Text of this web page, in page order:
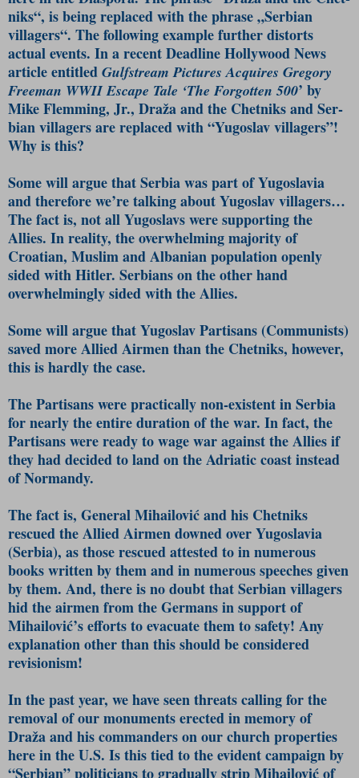
niks“, is being replaced with the phra­se „Serbian
villagers“. The follo­wing exa­mple further distorts
actual events. In a recent Deadline Holly­wood News
article entitled Gulfstre­am Pictures Acquires Gregory
Free­­man WWII Escape Tale ‘The For­gotten 500’ by
Mike Flemming, Jr., Draža and the Chetniks and Ser­
bian villagers are replaced with “Yugoslav villagers”!
Why is this?
Some will argue that Serbia was part of Yugoslavia
and therefore we’re talking about Yugoslav villagers…
The fact is, not all Yugoslavs were suppor­ting the
Allies. In reality, the overwhelming majority of
Croatian, Muslim and Albanian population openly
sided with Hitler. Serbians on the other hand
overwhelmingly sided with the Allies.
Some will argue that Yugoslav Partisans (Communists)
saved more Allied Airmen than the Chetniks, however,
this is hardly the case.
The Partisans were practically non-existent in Serbia
for nearly the entire duration of the war. In fact, the
Partisans were ready to wage war against the Allies if
they had decided to land on the Adriatic coast instead
of Normandy.
The fact is, General Mihailović and his Chetniks
rescued the Allied Airmen downed over Yugoslavia
(Serbia), as those rescued attested to in numerous
books written by them and in numerous speeches given
by them. And, there is no doubt that Serbian villagers
hid the airmen from the Germans in support of
Mihailović’s efforts to evacuate them to safety! Any
explanation other than this should be considered
revisionism!
In the past year, we have seen threats calling for the
removal of our monuments erected in memory of
Draža and his commanders on our church properties
here in the U.S. Is this tied to the evident campaign by
“Serbian” politicians to gradually strip Mihailović of